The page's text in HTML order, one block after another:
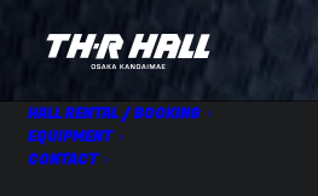
HALL RENTAL / BOOKING
EQUIPMENT
CONTACT